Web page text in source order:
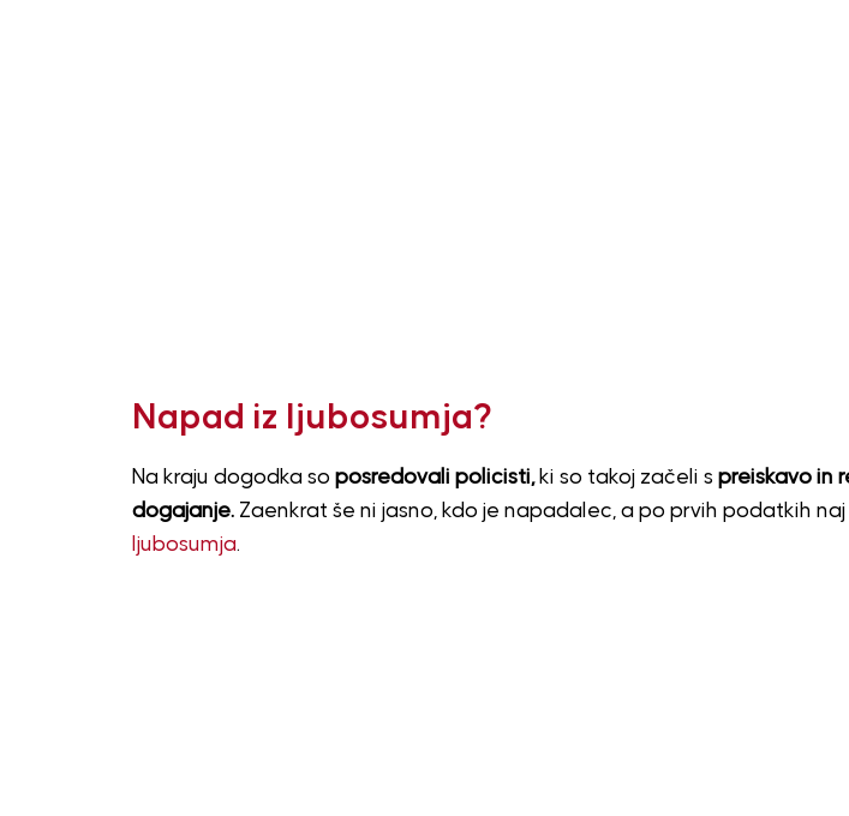
Napad iz ljubosumja?
Na kraju dogodka so posredovali policisti,ki so takoj začeli s preiskavo in
dogajanje.Zaenkrat še ni jasno, kdo je napadalec, a po prvih podatkih
ljubosumja.